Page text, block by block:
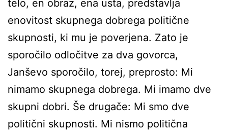
telo, en obraz, ena usta, predstavlja
enovitost skupnega dobrega politične
skupnosti, ki mu je poverjena. Zato je
sporočilo odločitve za dva govorca,
Janševo sporočilo, torej, preprosto: Mi
nimamo skupnega dobrega. Mi imamo dve
skupni dobri. Še drugače: Mi smo dve
politični skupnosti. Mi nismo politična